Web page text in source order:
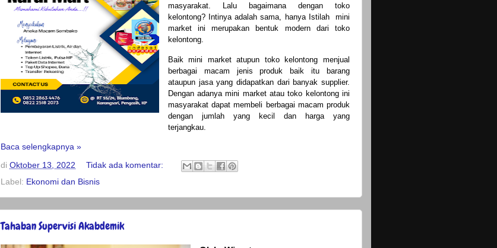
masyarakat. Lalu bagaimana dengan toko
kelontong? Intinya adalah sama, hanya Istilah mini
market ini merupakan bentuk modern dari toko
kelontong.
Baik mini market atupun toko kelontong menjual
berbagai macam jenis produk baik itu barang
ataupun jasa yang didapatkan dari banyak supplier.
Dengan adanya mini market atau toko kelontong ini
masyarakat dapat membeli berbagai macam produk
dengan jumlah yang kecil dan harga yang
terjangkau.
Baca selengkapnya »
di Oktober 13, 2022
Tidak ada komentar:
Label: Ekonomi dan Bisnis
Tahaban Supervisi Akabdemik